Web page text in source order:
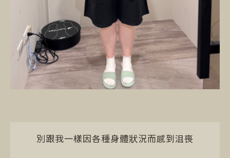
別跟我一樣因各種身體狀況而感到沮喪